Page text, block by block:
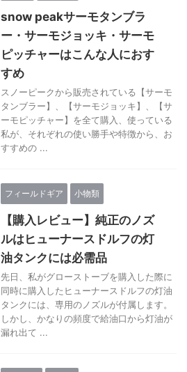
snow peakサーモタンブラ
ー・サーモジョッキ・サーモ
ピッチャーはこんな人におす
すめ
スノーピークから販売されている【サーモ
タンブラー】、【サーモジョッキ】、【サ
ーモピッチャー】を全て購入、使っている
私が、それぞれの使い勝手や特徴から、お
すすめの ...
フィールドギア 小物類
【購入レビュー】純正のノズ
ルはヒューナースドルフの灯
油タンクには必需品
先日、私がグローストーブを購入した際に
同時に購入したヒューナースドルフの灯油
タンクには、専用のノズルが付属します。
しかし、かなりの頻度で給油口から灯油が
漏れ出て ...